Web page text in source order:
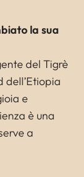
la sua
del Tigrè
dell’Etiopia
e
è una
a